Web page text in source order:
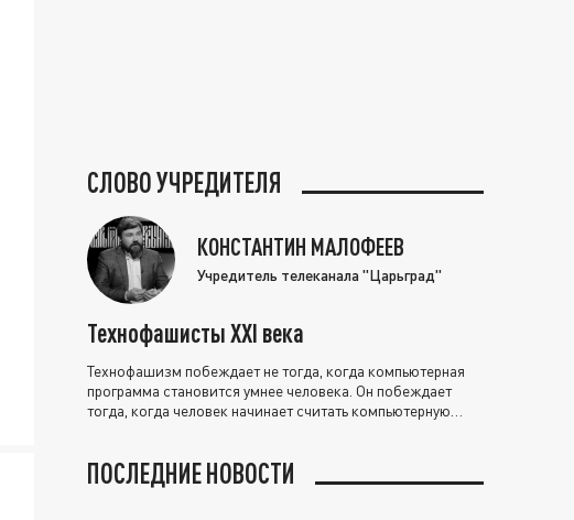
СЛОВО УЧРЕДИТЕЛЯ
КОНСТАНТИН МАЛОФЕЕВ
Учредитель телеканала "Царьград"
Технофашисты XXI века
Технофашизм побеждает не тогда, когда компьютерная
программа становится умнее человека. Он побеждает
тогда, когда человек начинает считать компьютерную
ПОСЛЕДНИЕ НОВОСТИ